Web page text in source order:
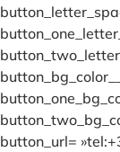
button_url=